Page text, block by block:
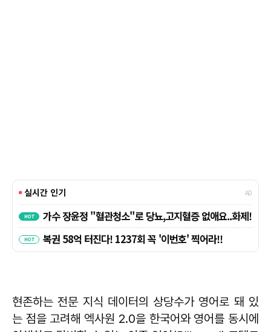
현존하는 전문 지식 데이터의 상당수가 영어로 돼 있
는 점을 고려해 엑사원 2.0을 한국어와 영어를 동시에